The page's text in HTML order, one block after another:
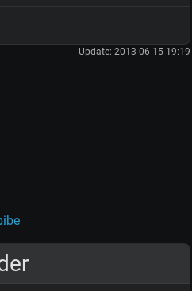
Update: 2013-06-15 19:19